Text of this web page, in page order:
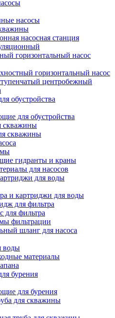
насосы
насосная станция
горизонтальный насос
горизонтальный насос
центробежный
обустройства
для обустройства
скважины
скважины
гидранты и краны
для насосов
для воды
и картриджи для воды
для фильтра
для фильтра
фильтрации
шланг для насоса
воды
материалы
бурения
для бурения
для скважины